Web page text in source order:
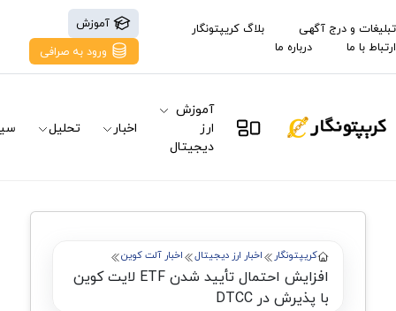
تبلیغات و درج آگهی
بلاگ کریپتونگار
ارتباط با ما
درباره ما
آموزش
ورود به صرافی
آموزش
ارز
دیجیتال
اخبار تحلیل
کریپتونگار اخبار ارز دیجیتال اخبار آلت کوین
افزایش احتمال تأیید شدن ETF لایت کوین
با پذیرش در DTCC